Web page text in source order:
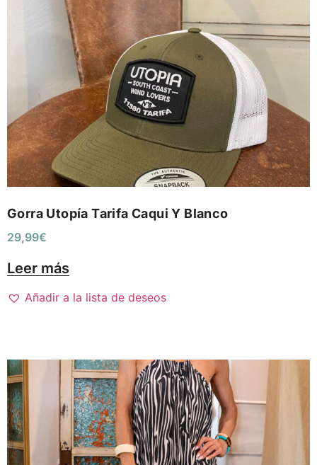
Gorra Utopía Tarifa Caqui Y Blanco
29,99€
Leer más
Añadir a la lista de deseos